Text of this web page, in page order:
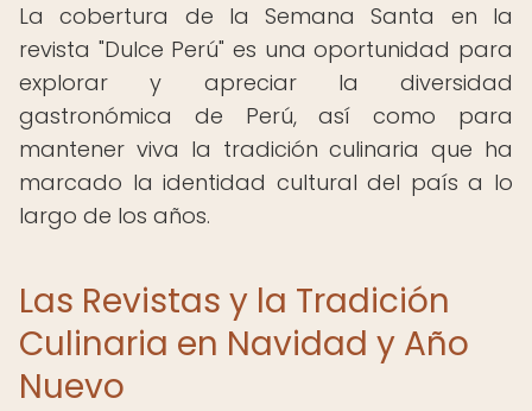
La cobertura de la Semana Santa en la
revista "Dulce Perú" es una oportunidad para
explorar y apreciar la diversidad
gastronómica de Perú, así como para
mantener viva la tradición culinaria que ha
marcado la identidad cultural del país a lo
largo de los años.
Las Revistas y la Tradición
Culinaria en Navidad y Año
Nuevo